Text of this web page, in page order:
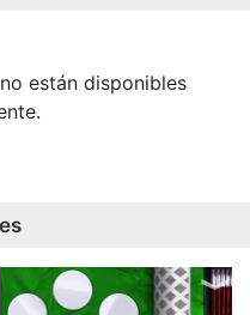
están disponibles